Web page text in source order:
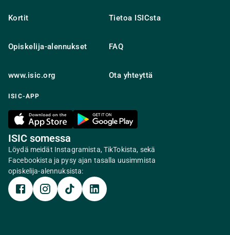
Kortit
Opiskelija-alennukset
www.isic.org
Tietoa ISICsta
FAQ
Ota yhteyttä
ISIC-APP
ISIC somessa
Löydä meidät Instagramista, TikTokista, sekä
Facebookista ja pysy ajan tasalla uusimmista
opiskelija-alennuksista: